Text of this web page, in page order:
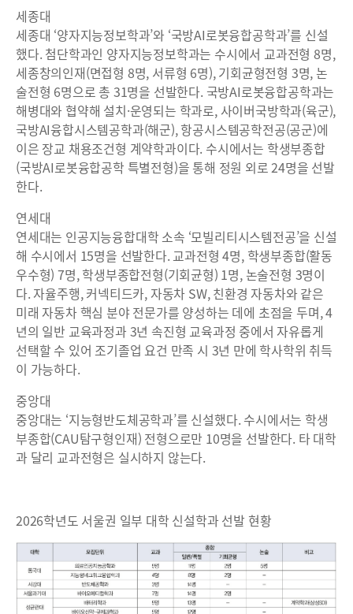
세종대
세종대 ‘양자지능정보학과’와 ‘국방AI로봇융합공학과’를 신설
했다. 첨단학과인 양자지능정보학과는 수시에서 교과전형 8명,
세종창의인재(면접형 8명, 서류형 6명), 기회균형전형 3명, 논
술전형 6명으로 총 31명을 선발한다. 국방AI로봇융합공학과는
해병대와 협약해 설치·운영되는 학과로, 사이버국방학과(육군),
국방AI융합시스템공학과(해군), 항공시스템공학전공(공군)에
이은 장교 채용조건형 계약학과이다. 수시에서는 학생부종합
(국방AI로봇융합공학 특별전형)을 통해 정원 외로 24명을 선발
한다.
연세대
연세대는 인공지능융합대학 소속 ‘모빌리티시스템전공’을 신설
해 수시에서 15명을 선발한다. 교과전형 4명, 학생부종합(활동
우수형) 7명, 학생부종합전형(기회균형) 1명, 논술전형 3명이
다. 자율주행, 커넥티드카, 자동차 SW, 친환경 자동차와 같은
미래 자동차 핵심 분야 전문가를 양성하는 데에 초점을 두며, 4
년의 일반 교육과정과 3년 속진형 교육과정 중에서 자유롭게
선택할 수 있어 조기졸업 요건 만족 시 3년 만에 학사학위 취득
이 가능하다.
중앙대
중앙대는 ‘지능형반도체공학과’를 신설했다. 수시에서는 학생
부종합(CAU탐구형인재) 전형으로만 10명을 선발한다. 타 대학
과 달리 교과전형은 실시하지 않는다.
2026학년도 서울권 일부 대학 신설학과 선발 현황